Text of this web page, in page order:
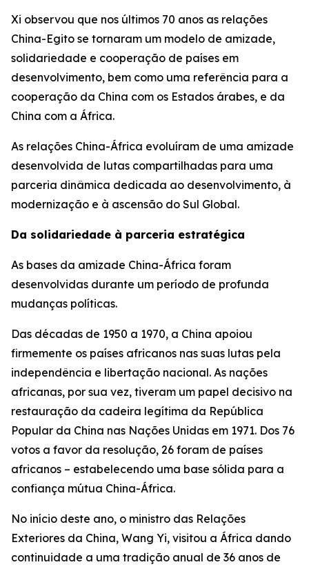
Xi observou que nos últimos 70 anos as relações
China-Egito se tornaram um modelo de amizade,
solidariedade e cooperação de países em
desenvolvimento, bem como uma referência para a
cooperação da China com os Estados árabes, e da
China com a África.
As relações China-África evoluíram de uma amizade
desenvolvida de lutas compartilhadas para uma
parceria dinâmica dedicada ao desenvolvimento, à
modernização e à ascensão do Sul Global.
Da solidariedade à parceria estratégica
As bases da amizade China-África foram
desenvolvidas durante um período de profunda
mudanças políticas.
Das décadas de 1950 a 1970, a China apoiou
firmemente os países africanos nas suas lutas pela
independência e libertação nacional. As nações
africanas, por sua vez, tiveram um papel decisivo na
restauração da cadeira legítima da República
Popular da China nas Nações Unidas em 1971. Dos 76
votos a favor da resolução, 26 foram de países
africanos – estabelecendo uma base sólida para a
confiança mútua China-África.
No início deste ano, o ministro das Relações
Exteriores da China, Wang Yi, visitou a África dando
continuidade a uma tradição anual de 36 anos de